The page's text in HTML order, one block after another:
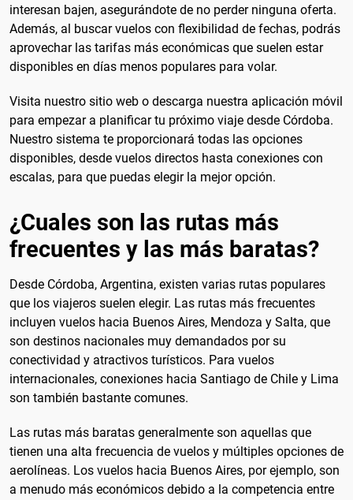
interesan bajen, asegurándote de no perder ninguna oferta.
Además, al buscar vuelos con flexibilidad de fechas, podrás
aprovechar las tarifas más económicas que suelen estar
disponibles en días menos populares para volar.
Visita nuestro sitio web o descarga nuestra aplicación móvil
para empezar a planificar tu próximo viaje desde Córdoba.
Nuestro sistema te proporcionará todas las opciones
disponibles, desde vuelos directos hasta conexiones con
escalas, para que puedas elegir la mejor opción.
¿Cuales son las rutas más
frecuentes y las más baratas?
Desde Córdoba, Argentina, existen varias rutas populares
que los viajeros suelen elegir. Las rutas más frecuentes
incluyen vuelos hacia Buenos Aires, Mendoza y Salta, que
son destinos nacionales muy demandados por su
conectividad y atractivos turísticos. Para vuelos
internacionales, conexiones hacia Santiago de Chile y Lima
son también bastante comunes.
Las rutas más baratas generalmente son aquellas que
tienen una alta frecuencia de vuelos y múltiples opciones de
aerolíneas. Los vuelos hacia Buenos Aires, por ejemplo, son
a menudo más económicos debido a la competencia entre